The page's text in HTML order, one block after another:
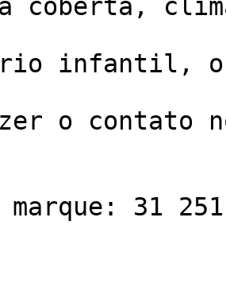
coberta,
infantil, o